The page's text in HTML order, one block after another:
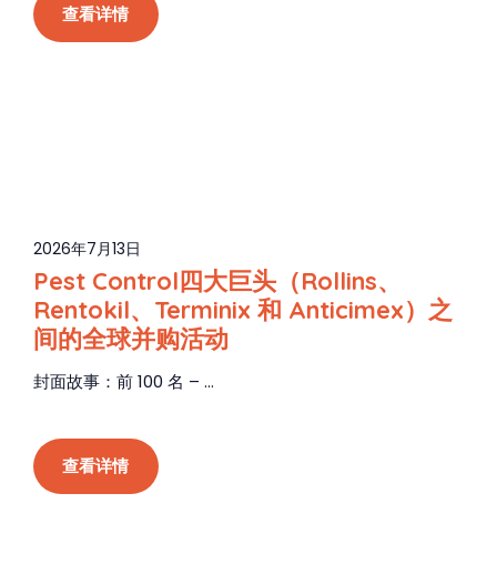
查看详情
2026年7月13日
Pest Control四大巨头（Rollins、
Rentokil、Terminix 和 Anticimex）之
间的全球并购活动
封面故事：前 100 名 – ...
查看详情